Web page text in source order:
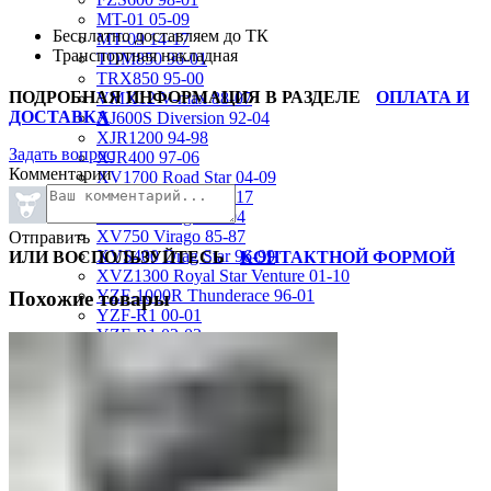
MT-01 05-09
MT-09 14-17
TDM850 96-01
TRX850 95-00
VMX12 V-max 88-07
XJ600S Diversion 92-04
XJR1200 94-98
XJR400 97-06
XV1700 Road Star 04-09
XV1900 Raider 08-17
XV400 Virago 87-94
XV750 Virago 85-87
XVS400 Drag Star 96-99
XVZ1300 Royal Star Venture 01-10
YZF-1000R Thunderace 96-01
YZF-R1 00-01
YZF-R1 02-03
YZF-R1 07-08
YZF-R6 06-07
Бесплатно доставляем до ТК
Транспортная накладная
ПОДРОБНАЯ ИНФОРМАЦИЯ В РАЗДЕЛЕ
ОПЛАТА И
ДОСТАВКА
Задать вопрос
Комментарии
Отправить
ИЛИ ВОСПОЛЬЗУЙТЕСЬ КОНТАКТНОЙ ФОРМОЙ
Похожие товары